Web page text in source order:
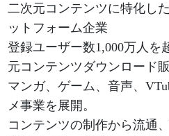
二次元コンテンツに特化し
ットフォーム企業
登録ユーザー数1,000万人を
元コンテンツダウンロード
マンガ、ゲーム、音声、
メ事業を展開。
コンテンツの制作から流通